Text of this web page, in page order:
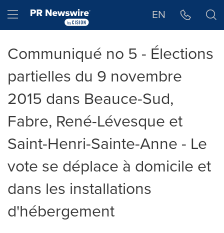
Hamburger menu EN
Communiqué no 5 - Élections
partielles du 9 novembre
2015 dans Beauce-Sud,
Fabre, René-Lévesque et
Saint-Henri-Sainte-Anne - Le
vote se déplace à domicile et
dans les installations
d'hébergement